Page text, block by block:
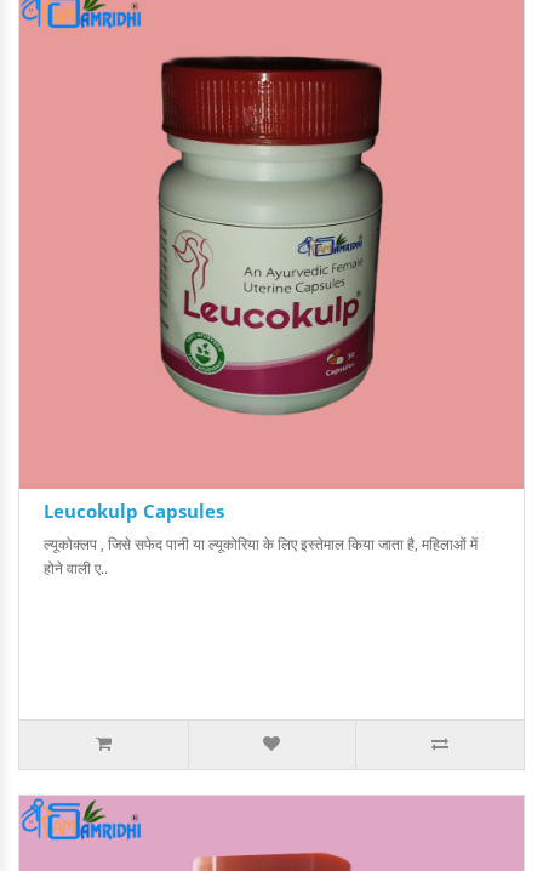
Leucokulp Capsules
ल्यूकोक्लप , जिसे सफेद पानी या ल्यूकोरिया के लिए इस्तेमाल किया जाता है, महिलाओं में
होने वाली ए..